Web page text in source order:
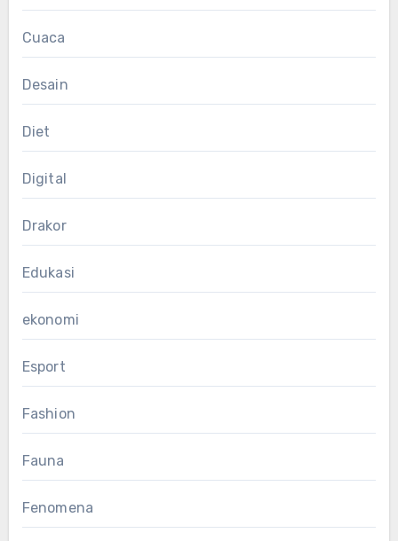
Cuaca
Desain
Diet
Digital
Drakor
Edukasi
ekonomi
Esport
Fashion
Fauna
Fenomena